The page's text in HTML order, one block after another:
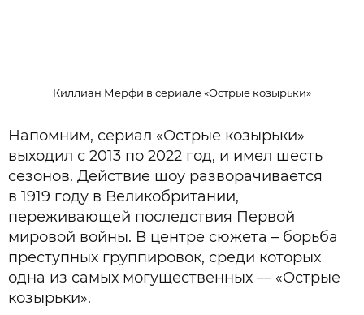
Киллиан Мерфи в сериале «Острые козырьки»
Напомним, сериал «Острые козырьки»
выходил с 2013 по 2022 год, и имел шесть
сезонов. Действие шоу разворачивается
в 1919 году в Великобритании,
переживающей последствия Первой
мировой войны. В центре сюжета – борьба
преступных группировок, среди которых
одна из самых могущественных — «Острые
козырьки».